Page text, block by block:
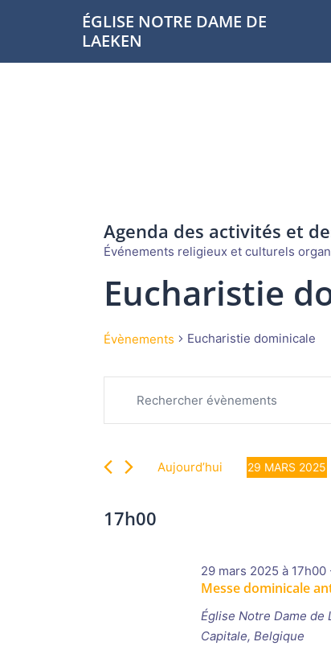
ÉGLISE NOTRE DAME DE
LAEKEN
Agenda des activités et
Événements religieux et culturels
Eucharistie
Évènements Eucharistie dominicale
Évènements
29
2025
Recherche
navigation
vues
Évènements
mot-
Aujourd’hui 29 MARS 2025
17h00
Messe dominicale
29 mars 2025 à 17h00
Église Notre Dame de
Capitale, Belgique